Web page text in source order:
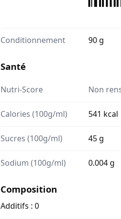
Conditionnement 90 g
Santé
Nutri-Score Non
Calories (100g/ml) 541 kcal
Sucres (100g/ml) 45 g
Sodium (100g/ml) 0.004 g
Composition
Additifs : 0